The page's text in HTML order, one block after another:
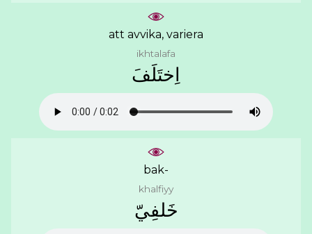
att avvika, variera
ikhtalafa
ﺍِﺧﺘَﻠَﻒَ
bak-
khalfiyy
ﺧَﻠﻔِﻲّ